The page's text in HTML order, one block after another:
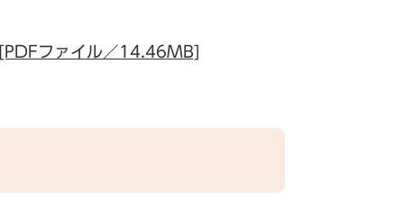
ファイル／14.46MB]